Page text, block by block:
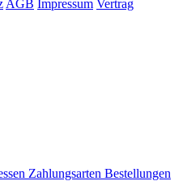
AGB Impressum Vertrag
Zahlungsarten Bestellungen